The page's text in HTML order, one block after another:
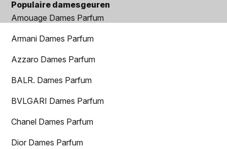
Populaire damesgeuren
Amouage Dames Parfum
Armani Dames Parfum
Azzaro Dames Parfum
BALR. Dames Parfum
BVLGARI Dames Parfum
Chanel Dames Parfum
Dior Dames Parfum